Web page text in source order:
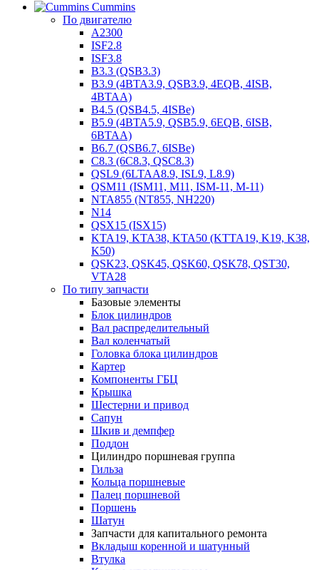
Cummins
По двигателю
A2300
ISF2.8
ISF3.8
B3.3 (QSB3.3)
B3.9 (4BTA3.9, QSB3.9, 4EQB, 4ISB,
4BTAA)
B4.5 (QSB4.5, 4ISBe)
B5.9 (4BTA5.9, QSB5.9, 6EQB, 6ISB,
6BTAA)
B6.7 (QSB6.7, 6ISBe)
C8.3 (6C8.3, QSC8.3)
QSL9 (6LTAA8.9, ISL9, L8.9)
QSM11 (ISM11, M11, ISM-11, M-11)
NTA855 (NT855, NH220)
N14
QSX15 (ISX15)
KTA19, KTA38, KTA50 (KTTA19, K19, K38,
K50)
QSK23, QSK45, QSK60, QSK78, QST30,
VTA28
По типу запчасти
Базовые элементы
Блок цилиндров
Вал распределительный
Вал коленчатый
Головка блока цилиндров
Картер
Компоненты ГБЦ
Крышка
Шестерни и привод
Сапун
Шкив и демпфер
Поддон
Цилиндро поршневая группа
Гильза
Кольца поршневые
Палец поршневой
Поршень
Шатун
Запчасти для капитального ремонта
Вкладыш коренной и шатунный
Втулка